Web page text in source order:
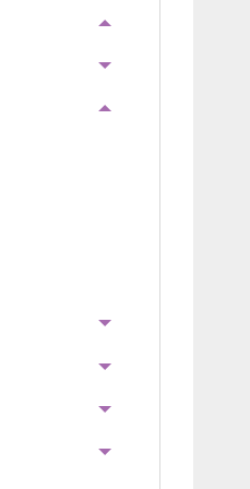
TOGGLE MENU
TOGGLE MENU
TOGGLE MENU
TOGGLE MENU
TOGGLE MENU
TOGGLE MENU
TOGGLE MENU